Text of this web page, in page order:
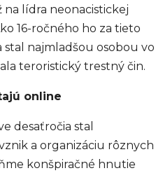
na lídra neonacistickej
16-ročného ho za tieto
stal najmladšou osobou vo
teroristický trestný čin.
online
desaťročia stal
a organizáciu rôznych
konšpiračné hnutie